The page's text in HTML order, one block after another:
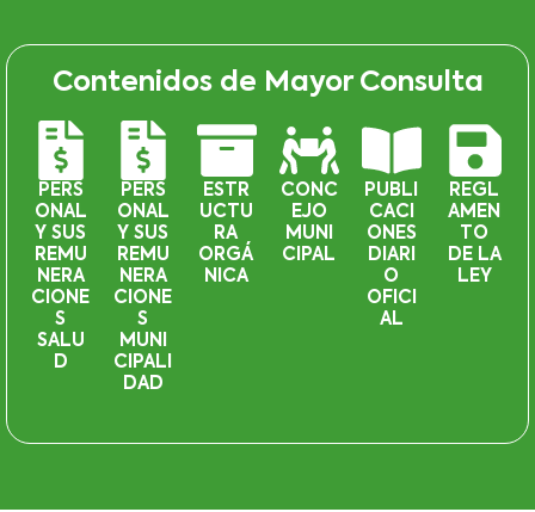
Contenidos de Mayor Consulta
PERS
ONAL
Y SUS
REMU
NERA
CIONE
S
SALU
D
PERS
ONAL
Y SUS
REMU
NERA
CIONE
S
MUNI
CIPALI
DAD
ESTR
UCTU
RA
ORGÁ
NICA
CONC
EJO
MUNI
CIPAL
PUBLI
CACI
ONES
DIARI
O
OFICI
AL
REGL
AMEN
TO
DE LA
LEY